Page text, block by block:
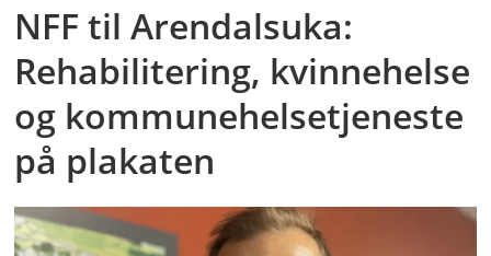
NFF til Arendalsuka:
Rehabilitering, kvinnehelse
og kommunehelsetjeneste
på plakaten